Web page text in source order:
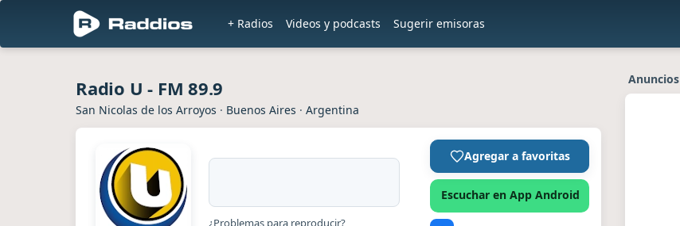
+ Radios Videos y podcasts Sugerir emisoras
Radio U - FM 89.9
San Nicolas de los Arroyos · Buenos Aires · Argentina
¿Problemas para reproducir?
Agregar a favoritas
Escuchar en App Android
Anuncios